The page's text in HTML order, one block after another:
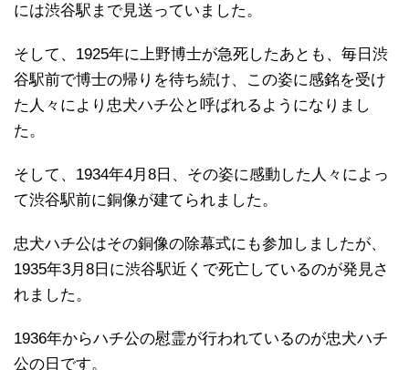
には渋谷駅まで見送っていました。
そして、1925年に上野博士が急死したあとも、毎日渋
谷駅前で博士の帰りを待ち続け、この姿に感銘を受け
た人々により忠犬ハチ公と呼ばれるようになりまし
た。
そして、1934年4月8日、その姿に感動した人々によっ
て渋谷駅前に銅像が建てられました。
忠犬ハチ公はその銅像の除幕式にも参加しましたが、
1935年3月8日に渋谷駅近くで死亡しているのが発見さ
れました。
1936年からハチ公の慰霊が行われているのが忠犬ハチ
公の日です。